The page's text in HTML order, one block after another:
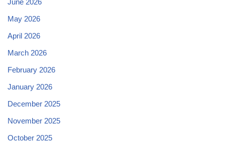
June 2026
May 2026
April 2026
March 2026
February 2026
January 2026
December 2025
November 2025
October 2025